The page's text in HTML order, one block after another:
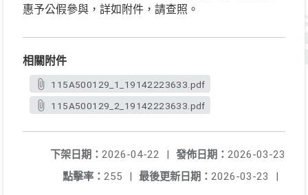
惠予公假參與，詳如附件，請查照。
相關附件
115A500129_1_19142223633.pdf
115A500129_2_19142223633.pdf
發佈日期： 2026-03-23
下架日期： 2026-04-22
|
最後更新日期： 2026-03-23 |
點擊率： 255 |